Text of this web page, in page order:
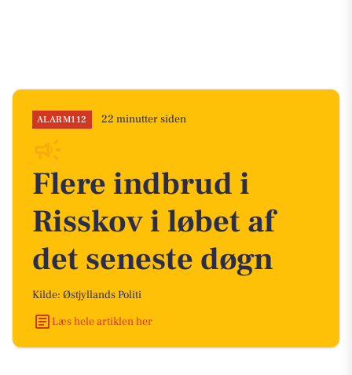
ALARM112 22 minutter siden
Flere indbrud i
Risskov i løbet af
det seneste døgn
Kilde: Østjyllands Politi
Læs hele artiklen her